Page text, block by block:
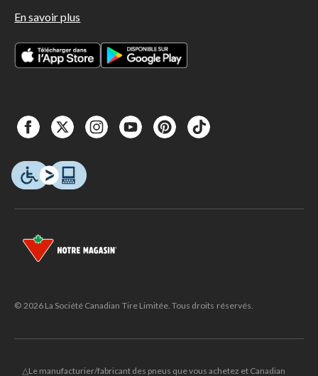
En savoir plus
© 2026 La Société Canadian Tire Limitée. Tous droits réservés.
△Le manufacturier/fabricant des pneus que vous achetez et Canadian